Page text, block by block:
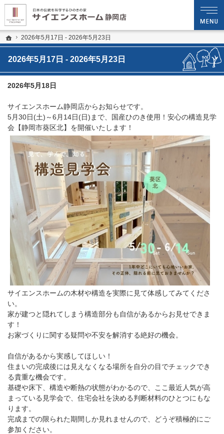
ホーム
2026年5月17日 - 2026年5月23日
2026年5月17日 - 2026年5月23日
プロの目線からご提案。静岡県静岡市の注文住宅・新築戸建てを手がける工務店
静岡県中部エリアで新築住宅や木造注文住宅を建てるならサイエンスホーム静岡
2026年5月18日
サイエンスホーム静岡店からお知らせです。
5月30日(土)～6月14日(日)まで、国産ひのき使用！安心の構造見学
会【静岡市葵区北】を開催いたします！
サイエンスホームの木材や構造を実際に見て体感してみてくださ
い。
家が建つと隠れてしまう構造部分も自信があるからお見せできま
す！
お家づくりに関する疑問や不安を解消する絶好の機会。
自信があるから実感してほしい！
住まいの完成後には見えなくなる場所を自分の目でチェックでき
る貴重な機会です。
基礎や床下、構造や断熱の状態がわかるので、ここ最近人気が高
まっている見学会で、住宅会社を決める判断材料のひとつにもな
ります。
完成までの限られた期間しか見れませんので、どうぞ積極的にご
参加ください。